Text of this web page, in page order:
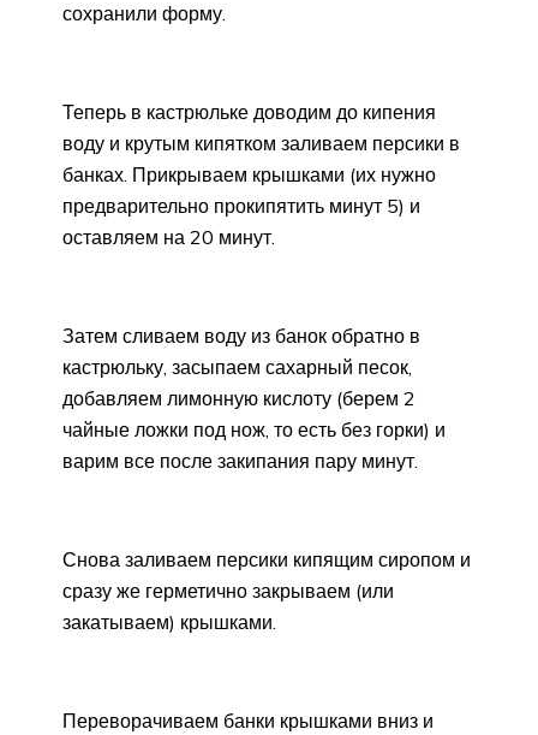
сохранили форму.
Теперь в кастрюльке доводим до кипения
воду и крутым кипятком заливаем персики в
банках. Прикрываем крышками (их нужно
предварительно прокипятить минут 5) и
оставляем на 20 минут.
Затем сливаем воду из банок обратно в
кастрюльку, засыпаем сахарный песок,
добавляем лимонную кислоту (берем 2
чайные ложки под нож, то есть без горки) и
варим все после закипания пару минут.
Снова заливаем персики кипящим сиропом и
сразу же герметично закрываем (или
закатываем) крышками.
Переворачиваем банки крышками вниз и